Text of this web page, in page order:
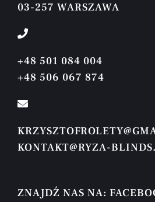
03-257 WARSZAWA
+48 501 084 004
+48 506 067 874
KONTAKT@RYZA-
ZNAJDŹ NAS NA: